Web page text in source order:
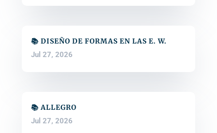
📚 DISEÑO DE FORMAS EN LAS E. W.
Jul 27, 2026
📚 ALLEGRO
Jul 27, 2026